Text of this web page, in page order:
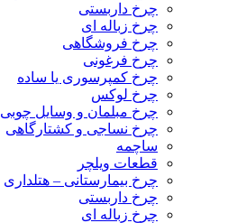
چرخ داربستی
چرخ زباله ای
چرخ فروشگاهی
چرخ فرغونی
چرخ کمپرسوری یا ساده
چرخ لوکس
چرخ مبلمان و وسایل چوبی
چرخ نساجی و کشتارگاهی
ساچمه
قطعات ویلچر
چرخ بیمارستانی – هتلداری
چرخ داربستی
چرخ زباله ای